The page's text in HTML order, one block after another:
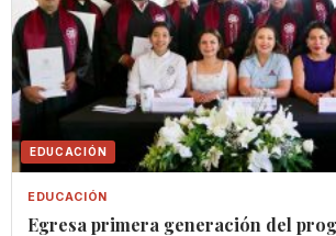
EDUCACIÓN
EDUCACIÓN
Egresa primera generación del